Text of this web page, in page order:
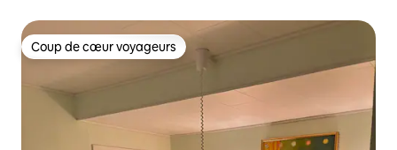
Coup de cœur voyageurs
Coup de cœur voyageurs